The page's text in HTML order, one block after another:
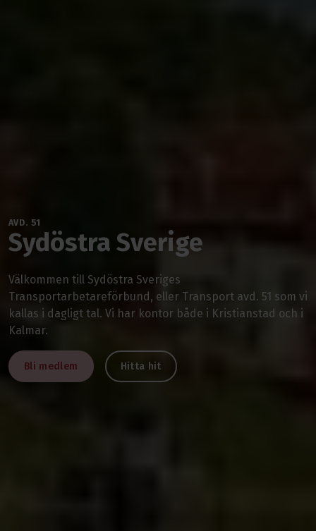
AVD. 51
Sydöstra Sverige
Välkommen till Sydöstra Sveriges
Transportarbetareförbund, eller Transport avd. 51 som vi
kallas i dagligt tal. Vi har kontor både i Kristianstad och i
Kalmar.
Bli medlem Hitta hit